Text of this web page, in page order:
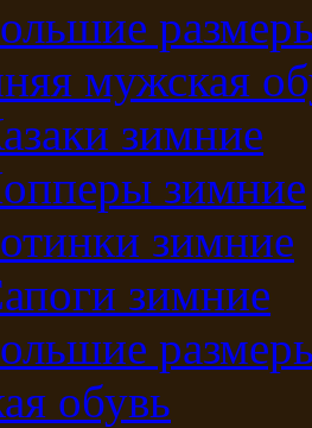
мужская
зимние
зимние
зимние
зимние
обувь